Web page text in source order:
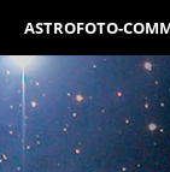
ASTROFOTO-